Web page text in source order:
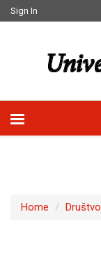
Sign In
Home Društvo